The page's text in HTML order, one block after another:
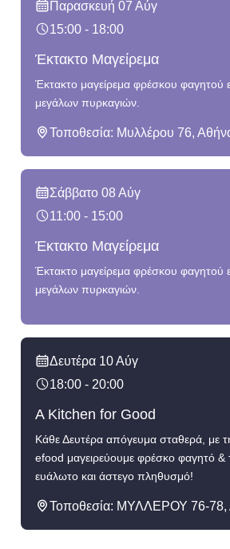
Παρασκευή 07 Αύγ
15:00 - 18:00
Έκτακτο Μαγείρεμα
Έκτακτο μαγείρεμα φρέσκου φαγητού
μεγάλων πυρκαγιών.
Τοποθεσία: Μυλλέρου 76,
Σάββατο 08 Αύγ
11:00 - 15:00
Έκτακτο Μαγείρεμα
Έκτακτο μαγείρεμα φρέσκου φαγητού
μεγάλων πυρκαγιών.
Δευτέρα 10 Αύγ
18:00 - 20:00
A Kitchen for Good
Κάθε Δευτέρα απόγευμα σταθερά, με
efood μαγειρεύουμε φρέσκο φαγητό &
ευάλωτο και άστεγο πληθυσμό!
Τοποθεσία: ΜΥΛΛΕΡΟΥ 76-